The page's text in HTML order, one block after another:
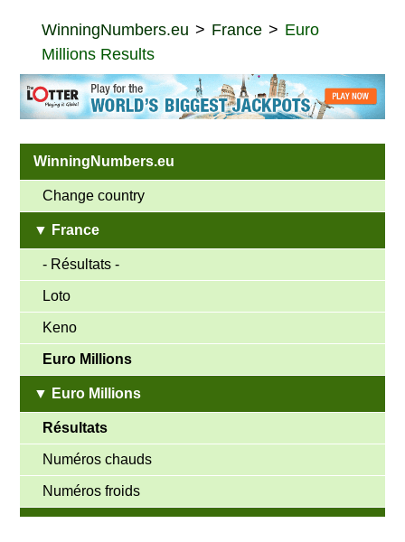
WinningNumbers.eu France
Euro
Millions Results
WinningNumbers.eu
Change country
▼ France
- Résultats -
Loto
Keno
Euro Millions
▼ Euro Millions
Résultats
Numéros chauds
Numéros froids